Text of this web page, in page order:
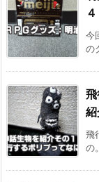
４
今
の
紹
飛
の